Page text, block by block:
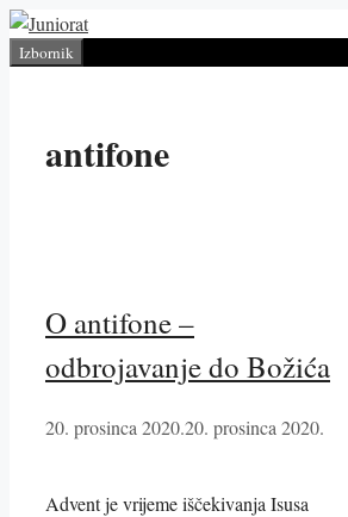
Preskoči
na
Izbornik
antifone
O antifone –
odbrojavanje do Božića
20. prosinca 2020.20. prosinca 2020.
Advent je vrijeme iščekivanja Isusa